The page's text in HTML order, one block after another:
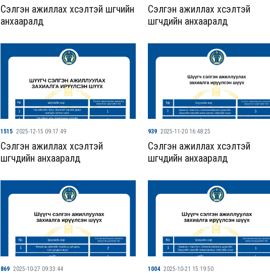
Сэлгэн ажиллах хүсэлтэй шүүгчийн
анхааралд
Сэлгэн ажиллах хүсэлтэй
шүүгчдийн анхааралд
1515 2025-12-15 09:17:49
Сэлгэн ажиллах хүсэлтэй
шүүгчдийн анхааралд
939 2025-11-20 16:48:25
Сэлгэн ажиллах хүсэлтэй
шүүгчдийн анхааралд
869 2025-10-27 09:33:44 1004 2025-10-21 15:19:50